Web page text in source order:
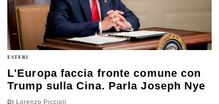
ESTERI
L'Europa faccia fronte comune con
Trump sulla Cina. Parla Joseph Nye
Di Lorenzo Piccioli